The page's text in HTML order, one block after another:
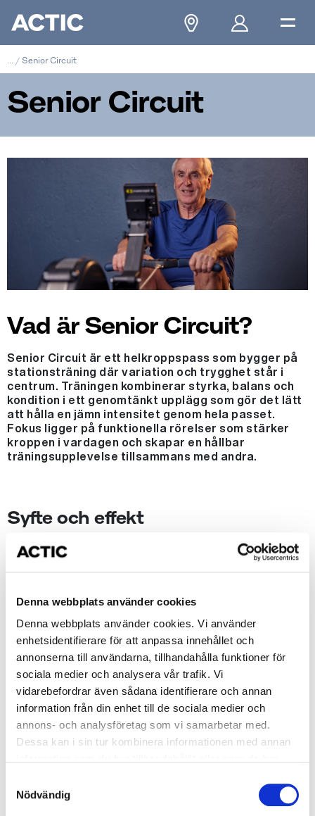
Denna webbplats använder cookies
Denna webbplats använder cookies. Vi använder
enhetsidentifierare för att anpassa innehållet och
annonserna till användarna, tillhandahålla funktioner för
sociala medier och analysera vår trafik. Vi
vidarebefordrar även sådana identifierare och annan
information från din enhet till de sociala medier och
annons- och analysföretag som vi samarbetar med.
Dessa kan i sin tur kombinera informationen med annan
Nödvändig
/ Senior Circuit
Senior Circuit
Vad är Senior Circuit?
Senior Circuit är ett helkroppspass som bygger på
stationsträning där variation och trygghet står i
centrum. Träningen kombinerar styrka, balans och
kondition i ett genomtänkt upplägg som gör det lätt
att hålla en jämn intensitet genom hela passet.
Fokus ligger på funktionella rörelser som stärker
kroppen i vardagen och skapar en hållbar
träningsupplevelse tillsammans med andra.
Syfte och effekt
• Stärker hela kroppen genom varierade och
• Ökar uthållighet och kondition på ett skonsamt sätt.
• Skapar en allsidig träning som kombinerar flera fysiska
Målgrupp
Passet riktar sig till dig som är 60+ och vill träna allsidigt
Förkunskaper